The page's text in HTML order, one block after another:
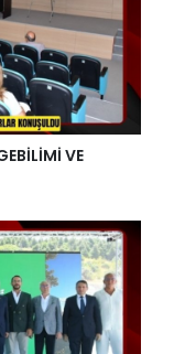
VE